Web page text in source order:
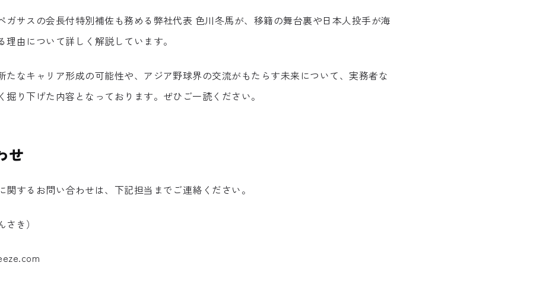
ガサスの会長付特別補佐も務める弊社代表 色川冬馬が、移籍の舞台裏や日本人投手が海
理由について詳しく解説しています。
たなキャリア形成の可能性や、アジア野球界の交流がもたらす未来について、実務者な
掘り下げた内容となっております。ぜひご一読ください。
せ
関するお問い合わせは、下記担当までご連絡ください。
き）